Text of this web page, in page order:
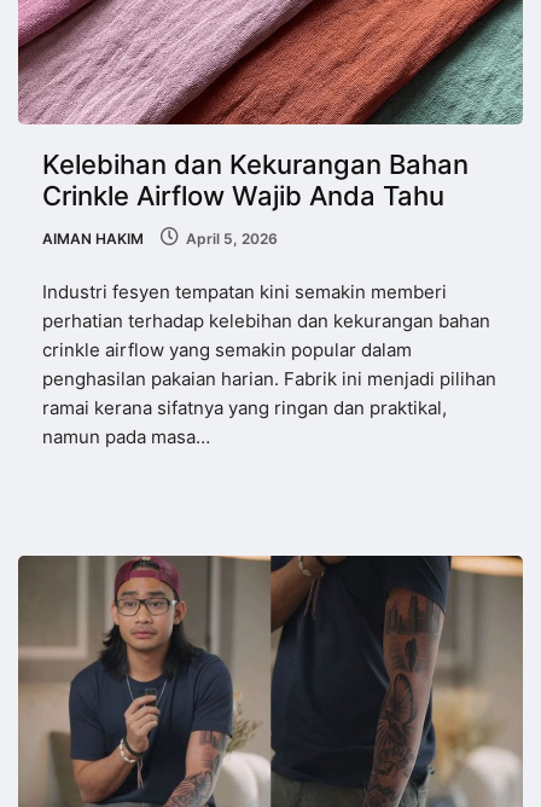
Kelebihan dan Kekurangan Bahan
Crinkle Airflow Wajib Anda Tahu
AIMAN HAKIM April 5, 2026
Industri fesyen tempatan kini semakin memberi
perhatian terhadap kelebihan dan kekurangan bahan
crinkle airflow yang semakin popular dalam
penghasilan pakaian harian. Fabrik ini menjadi pilihan
ramai kerana sifatnya yang ringan dan praktikal,
namun pada masa…